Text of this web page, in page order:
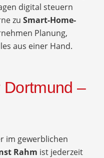
digital steuern
zu Smart-Home-
Planung,
aus einer Hand.
Dortmund –
im gewerblichen
Rahm ist jederzeit